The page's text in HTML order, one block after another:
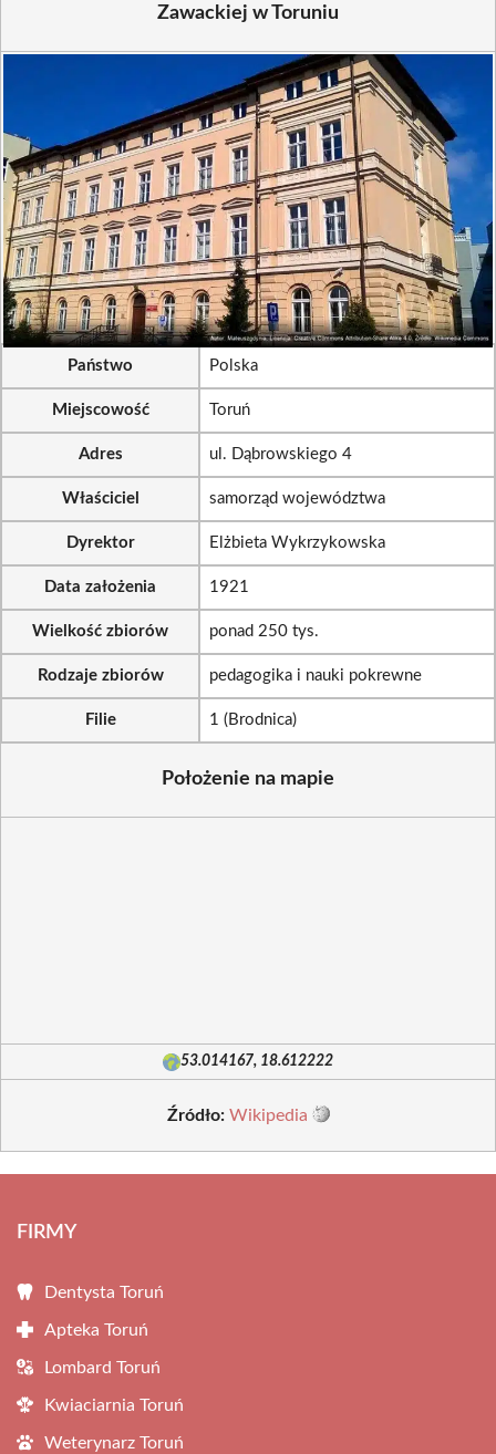
Zawackiej w Toruniu
Państwo Polska
Miejscowość Toruń
Adres ul. Dąbrowskiego 4
Właściciel samorząd województwa
Dyrektor Elżbieta Wykrzykowska
Data założenia 1921
Wielkość zbiorów ponad 250 tys.
Rodzaje zbiorów pedagogika i nauki pokrewne
Filie 1 (Brodnica)
Położenie na mapie
53.014167, 18.612222
Źródło: Wikipedia
FIRMY
Dentysta Toruń
Apteka Toruń
Lombard Toruń
Kwiaciarnia Toruń
Weterynarz Toruń